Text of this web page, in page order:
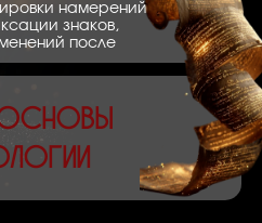
намерений
знаков,
после